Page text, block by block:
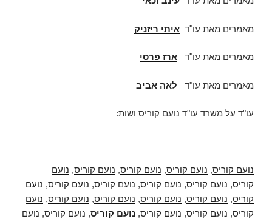
מאמרים מאת עו"ד איתי ריזניק
מאמרים מאת עו"ד ארז פרסי
מאמרים מאת עו"ד לאה אביב
עו"ד על משרד עו"ד נועם קוריס ושות:
נועם קוריס, נועם קוריס, נועם קוריס, נועם קוריס, נועם
קוריס, נועם קוריס, נועם קוריס, נועם קוריס, נועם קוריס, נועם
קוריס, נועם קוריס, נועם קוריס, נועם קוריס, נועם קוריס, נועם
קוריס, נועם קוריס, נועם קוריס, נועם קוריס, נועם קוריס, נועם